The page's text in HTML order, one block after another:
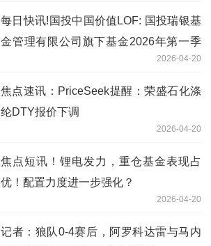
每日快讯!国投中国价值LOF: 国投瑞银基
金管理有限公司旗下基金2026年第一季
2026-04-20
焦点速讯：PriceSeek提醒：荣盛石化涤
纶DTY报价下调
2026-04-20
焦点短讯！锂电发力，重仓基金表现占
优！配置力度进一步强化？
2026-04-20
记者：狼队0-4赛后，阿罗科达雷与马内